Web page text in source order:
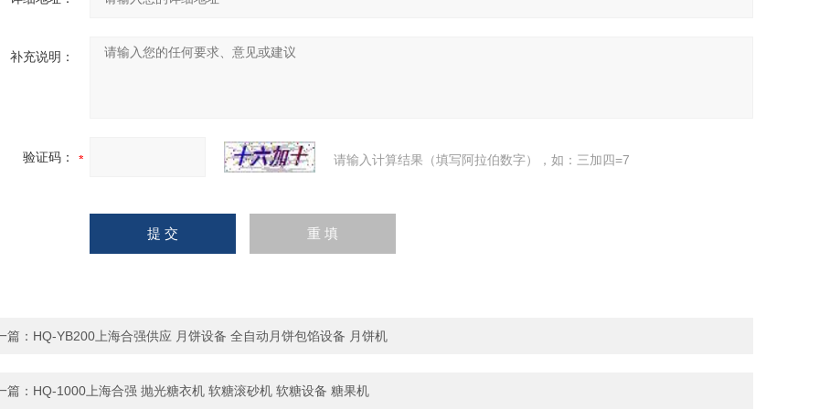
补充说明：
验证码： 请输入计算结果（填写阿拉伯数字），如：三加四=7
篇： HQ-YB200上海合强供应 月饼设备 全自动月饼包馅设备 月饼机
篇： HQ-1000上海合强 抛光糖衣机 软糖滚砂机 软糖设备 糖果机